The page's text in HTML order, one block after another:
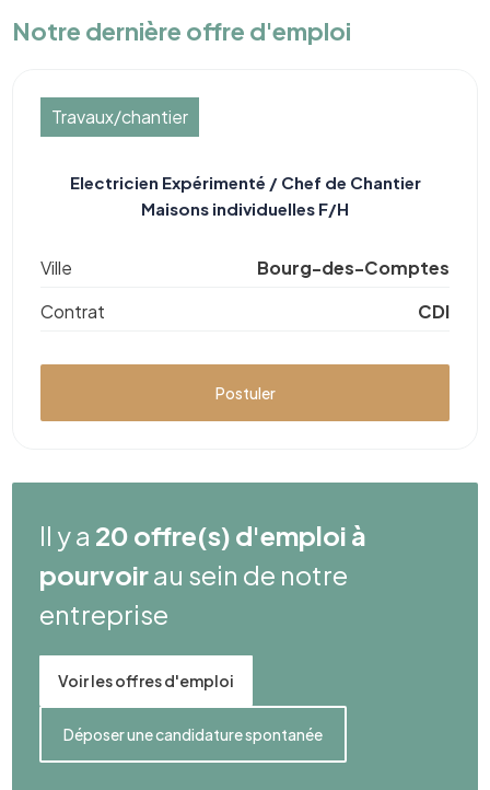
Notre dernière offre d'emploi
Travaux/chantier
Electricien Expérimenté / Chef de Chantier
Maisons individuelles F/H
Ville
Bourg-des-Comptes
Contrat
CDI
Postuler
Il y a 20 offre(s) d'emploi à
pourvoirau sein de notre
entreprise
Voir les offres d'emploi
Déposer une candidature spontanée